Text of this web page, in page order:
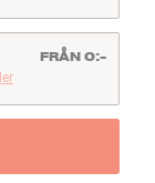
FRÅN 0:-